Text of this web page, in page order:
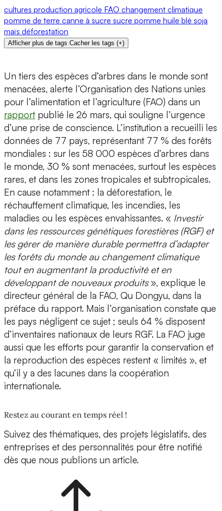
cultures production agricole FAO changement climatique
pomme de terre canne à sucre sucre pomme huile blé soja
maïs déforestation
Afficher plus de tags Cacher les tags (+)
Un tiers des espèces d’arbres dans le monde sont
menacées, alerte l’Organisation des Nations unies
pour l’alimentation et l’agriculture (FAO) dans un
rapport publié le 26 mars, qui souligne l’urgence
d’une prise de conscience. L’institution a recueilli les
données de 77 pays, représentant 77 % des forêts
mondiales : sur les 58 000 espèces d’arbres dans
le monde, 30 % sont menacées, surtout les espèces
rares, et dans les zones tropicales et subtropicales.
En cause notamment : la déforestation, le
réchauffement climatique, les incendies, les
maladies ou les espèces envahissantes. « Investir
dans les ressources génétiques forestières (RGF) et
les gérer de manière durable permettra d’adapter
les forêts du monde au changement climatique
tout en augmentant la productivité et en
développant de nouveaux produits», explique le
directeur général de la FAO, Qu Dongyu, dans la
préface du rapport. Mais l’organisation constate que
les pays négligent ce sujet ; seuls 64 % disposent
d’inventaires nationaux de leurs RGF. La FAO juge
aussi que les efforts pour garantir la conservation et
la reproduction des espèces restent « limités », et
qu’il y a des lacunes dans la coopération
internationale.
Restez au courant en temps réel !
Suivez des thématiques, des projets législatifs, des
entreprises et des personnalités pour être notifié
dès que nous publions un article.